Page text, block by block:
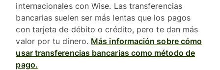
internacionales con Wise. Las transferencias
bancarias suelen ser más lentas que los pagos
con tarjeta de débito o crédito, pero te dan más
valor por tu dinero. Más información sobre cómo
usar transferencias bancarias como método de
pago.